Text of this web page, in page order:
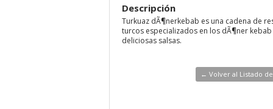
Descripción
Turkuaz dÃ¶nerkebab es una cadena de
turcos especializados en los dÃ¶ner kebab
deliciosas salsas.
← Volver al Listado